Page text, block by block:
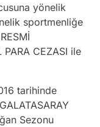
yönelik
sportmenliğe
CEZASI ile
tarihinde
Sezonu